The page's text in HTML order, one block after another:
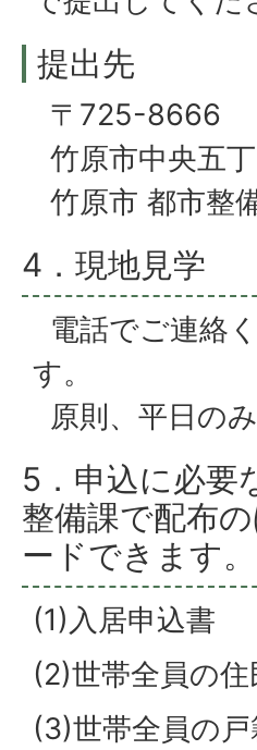
提出先
〒725-8666
竹原市中央五
竹原市 都市整
4．現地見学
電話でご連絡
す。
原則、平日の
5．申込に必要
整備課で配布
ードできます。
(1)入居申込書
(2)世帯全員の住
(3)世帯全員の